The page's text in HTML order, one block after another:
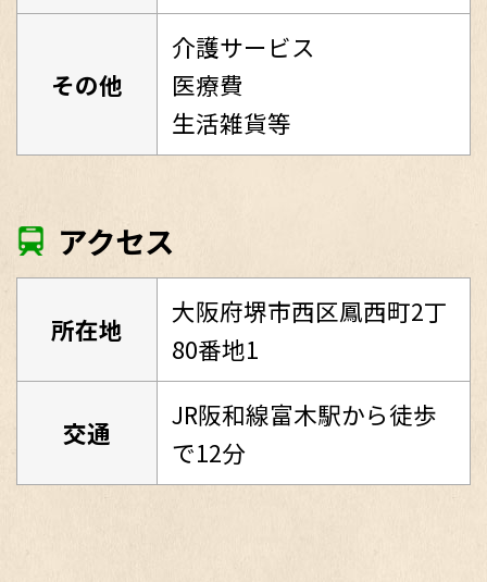
その他
介護サービス
医療費
生活雑貨等
アクセス
所在地
大阪府堺市西区鳳西町2丁
80番地1
交通
JR阪和線富木駅から徒歩
で12分